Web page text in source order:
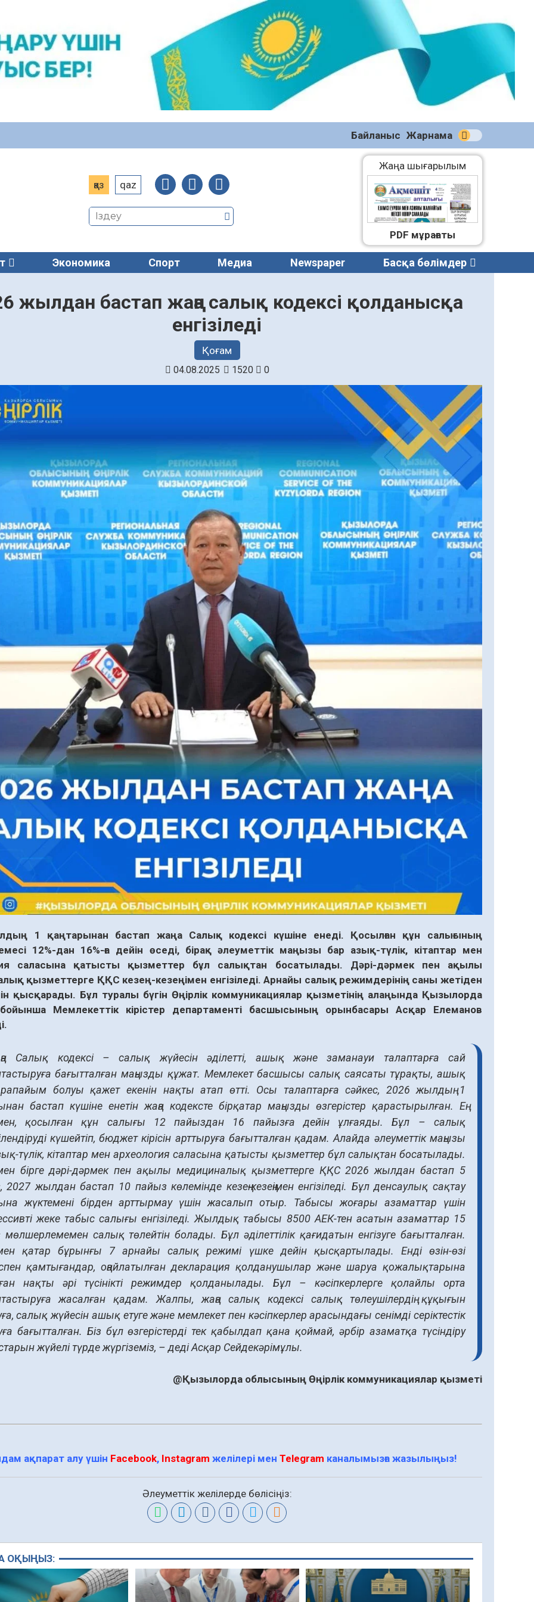
Байланыс Жарнама
қаз qaz
Жаңа шығарылым
(2270)
04.08.2026
PDF мұрағаты
Экономика Спорт Медиа Newspaper Басқа бөлімдер
жылдан бастап жаңа салық кодексі қолданысқа
енгізіледі
Қоғам
04.08.2025 1520 0
1 қаңтарынан бастап жаңа Салық кодексі күшіне енеді. Қосылған құн салығының
12%-дан 16%-ға дейін өседі, бірақ әлеуметтік маңызы бар азық-түлік, кітаптар мен
саласына қатысты қызметтер бұл салықтан босатылады. Дәрі-дәрмек пен ақылы
қызметтерге ҚҚС кезең-кезеңімен енгізіледі. Арнайы салық режимдерінің саны жетіден
қысқарады. Бұл туралы бүгін Өңірлік коммуникациялар қызметінің алаңында Қызылорда
Мемлекеттік кірістер департаменті басшысының орынбасары Асқар Елеманов
Салық кодексі – салық жүйесін әділетті, ашық және заманауи талаптарға сай
бағытталған маңызды құжат. Мемлекет басшысы салық саясаты тұрақты, ашық
болуы қажет екенін нақты атап өтті. Осы талаптарға сәйкес, 2026 жылдың 1
бастап күшіне енетін жаңа кодексте бірқатар маңызды өзгерістер қарастырылған. Ең
қосылған құн салығы 12 пайыздан 16 пайызға дейін ұлғаяды. Бұл – салық
күшейтіп, бюджет кірісін арттыруға бағытталған қадам. Алайда әлеуметтік маңызы
түлік, кітаптар мен археология саласына қатысты қызметтер бұл салықтан босатылады.
бірге дәрі-дәрмек пен ақылы медициналық қызметтерге ҚҚС 2026 жылдан бастап 5
2027 жылдан бастап 10 пайыз көлемінде кезең-кезеңімен енгізіледі. Бұл денсаулық сақтау
жүктемені бірден арттырмау үшін жасалып отыр. Табысы жоғары азаматтар үшін
жеке табыс салығы енгізіледі. Жылдық табысы 8500 АЕК-тен асатын азаматтар 15
салық төлейтін болады. Бұл әділеттілік қағидатын енгізуге бағытталған.
қатар бұрынғы 7 арнайы салық режимі үшке дейін қысқартылады. Енді өзін-өзі
қамтығандар, оңайлатылған декларация қолданушылар және шаруа қожалықтарына
нақты әрі түсінікті режимдер қолданылады. Бұл – кәсіпкерлерге қолайлы орта
жасалған қадам. Жалпы, жаңа салық кодексі салық төлеушілердің құқығын
салық жүйесін ашық етуге және мемлекет пен кәсіпкерлер арасындағы сенімді серіктестік
бағытталған. Біз бұл өзгерістерді тек қабылдап қана қоймай, әрбір азаматқа түсіндіру
жүйелі түрде жүргіземіз, – деді Асқар Сейдекәрімұлы.
@Қызылорда облысының Өңірлік коммуникациялар қызметі
ақпарат алу үшін Facebook, Instagram желілері менTelegram каналымызға жазылыңыз!
Әлеуметтік желілерде бөлісіңіз:
ОҚЫҢЫЗ: